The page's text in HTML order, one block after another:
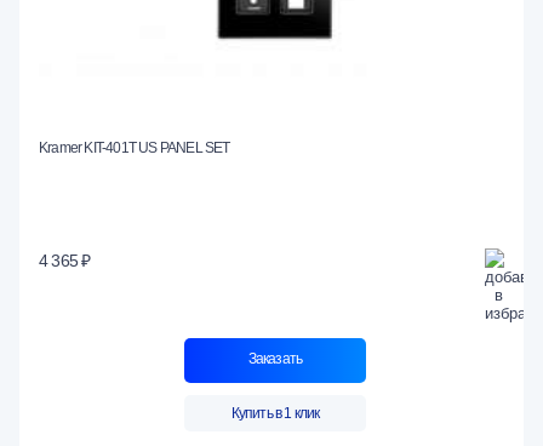
Kramer KIT-401T US PANEL SET
4 365 ₽
Заказать
Купить в 1 клик